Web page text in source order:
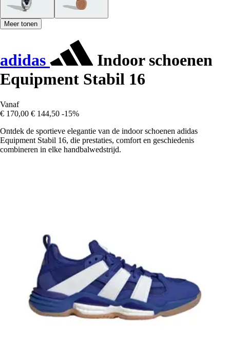
Meer tonen
adidas
Indoor schoenen
Equipment Stabil 16
Vanaf
€ 170,00 € 144,50 -15%
Ontdek de sportieve elegantie van de indoor schoenen adidas
Equipment Stabil 16, die prestaties, comfort en geschiedenis
combineren in elke handbalwedstrijd.